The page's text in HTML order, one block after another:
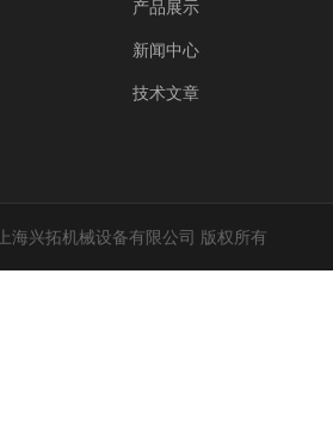
产品展示
新闻中心
技术文章
海兴拓机械设备有限公司 版权所有